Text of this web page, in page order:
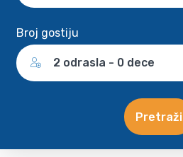
Broj gostiju
2 odrasla - 0 dece
Pretraži